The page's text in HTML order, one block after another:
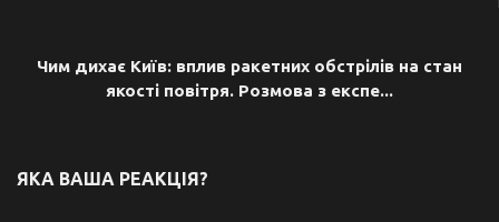
Чим дихає Київ: вплив ракетних обстрілів на стан
якості повітря. Розмова з експе...
ЯКА ВАША РЕАКЦІЯ?